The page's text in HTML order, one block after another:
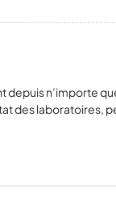
depuis n’importe
des